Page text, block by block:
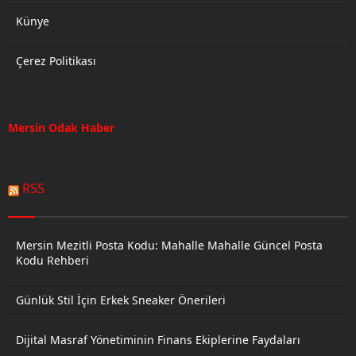
Künye
Çerez Politikası
Mersin Odak Haber
RSS
Mersin Mezitli Posta Kodu: Mahalle Mahalle Güncel Posta
Kodu Rehberi
Günlük Stil İçin Erkek Sneaker Önerileri
Dijital Masraf Yönetiminin Finans Ekiplerine Faydaları